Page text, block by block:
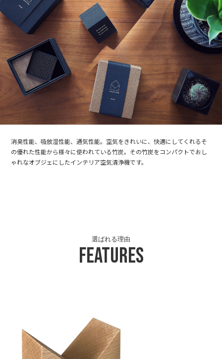
消臭性能、吸放湿性能、通気性能。空気をきれいに、快適にしてくれるそ
の優れた性能から様々に使われている竹炭。その竹炭をコンパクトでおし
ゃれなオブジェにしたインテリア空気清浄機です。
Features
選ばれる理由